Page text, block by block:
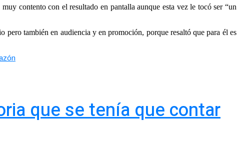
contento con el resultado en pantalla aunque esta vez le tocó ser “un
pero también en audiencia y en promoción, porque resaltó que para él es
que se tenía que contar